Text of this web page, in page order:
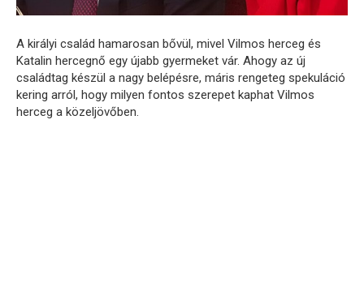
A királyi család hamarosan bővül, mivel Vilmos herceg és
Katalin hercegnő egy újabb gyermeket vár. Ahogy az új
családtag készül a nagy belépésre, máris rengeteg spekuláció
kering arról, hogy milyen fontos szerepet kaphat Vilmos
herceg a közeljövőben.